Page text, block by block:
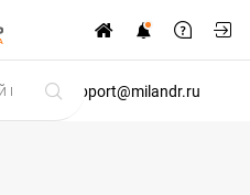
support@milandr.ru